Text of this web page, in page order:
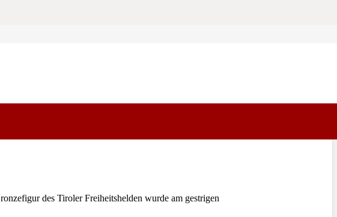
des Tiroler Freiheitshelden wurde am gestrigen